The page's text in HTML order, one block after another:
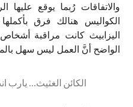
والاتفاقات رُبما يوقع
الكواليس هنالك فرق
اليزابيث كانت مراقبة
الواضح أنَّ العمل ليس سهل
الكائن الغثيث…